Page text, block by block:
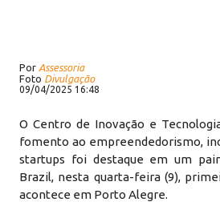
Por Assessoria
Foto Divulgação
09/04/2025 16:48
O Centro de Inovação e
fomento ao empreendedorismo,
startups foi destaque em um
Brazil, nesta quarta-feira (9),
acontece em Porto Alegre.